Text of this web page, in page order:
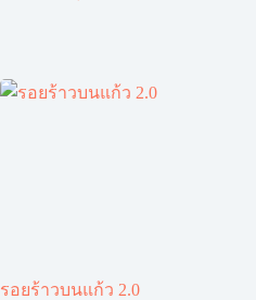
รอยร้าวบนแก้ว 2.0